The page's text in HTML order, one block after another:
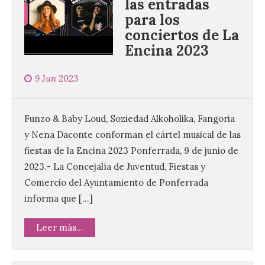
las entradas
para los
conciertos de La
Encina 2023
9 Jun 2023
Funzo & Baby Loud, Soziedad Alkoholika, Fangoria
y Nena Daconte conforman el cártel musical de las
fiestas de la Encina 2023 Ponferrada, 9 de junio de
2023.- La Concejalía de Juventud, Fiestas y
Comercio del Ayuntamiento de Ponferrada
informa que […]
Leer más...